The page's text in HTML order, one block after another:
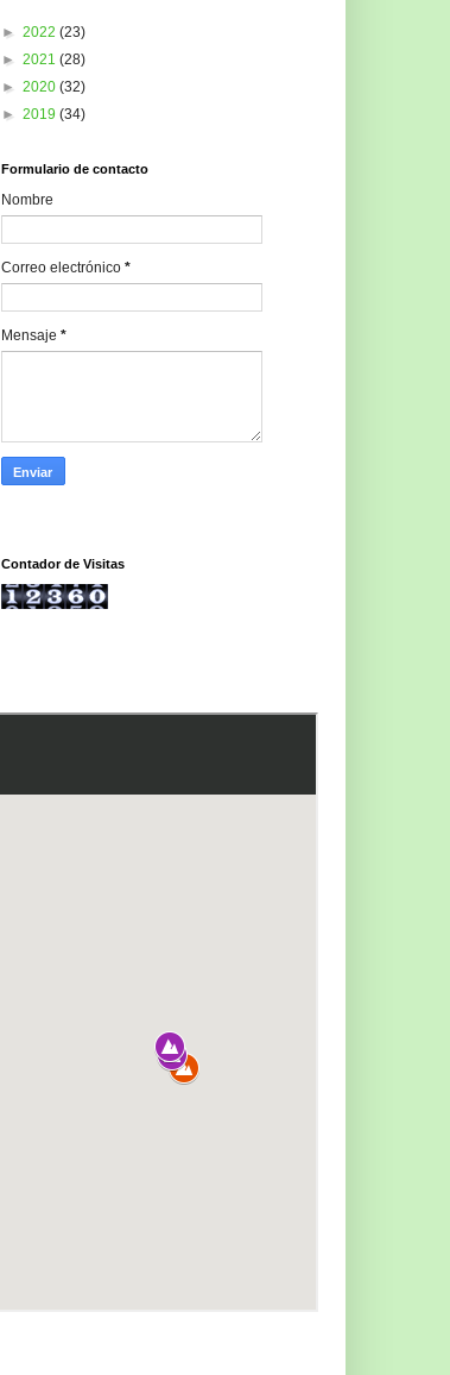
► 2022 (23)
► 2021 (28)
► 2020 (32)
► 2019 (34)
Formulario de contacto
Nombre
Correo electrónico *
Mensaje *
Contador de Visitas